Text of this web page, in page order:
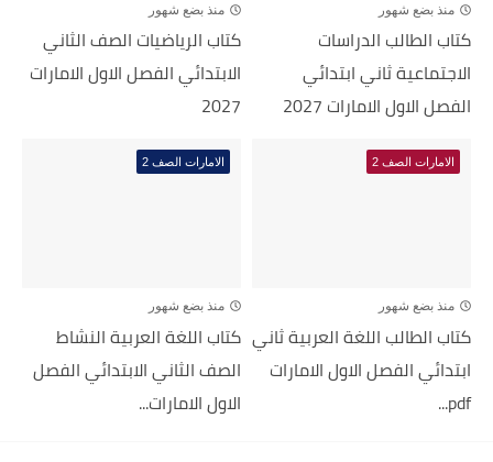
منذ بضع شهور
كتاب الطالب الدراسات
الاجتماعية ثاني ابتدائي
الفصل الاول الامارات 2027
منذ بضع شهور
كتاب الرياضيات الصف الثاني
الابتدائي الفصل الاول الامارات
2027
الامارات الصف 2
منذ بضع شهور
كتاب الطالب اللغة العربية ثاني
ابتدائي الفصل الاول الامارات
pdf...
الامارات الصف 2
منذ بضع شهور
كتاب اللغة العربية النشاط
الصف الثاني الابتدائي الفصل
الاول الامارات...